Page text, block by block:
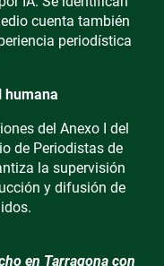
cuenta también
periodística
humana
del Anexo I del
de Periodistas de
la supervisión
y difusión de
en Tarragona con